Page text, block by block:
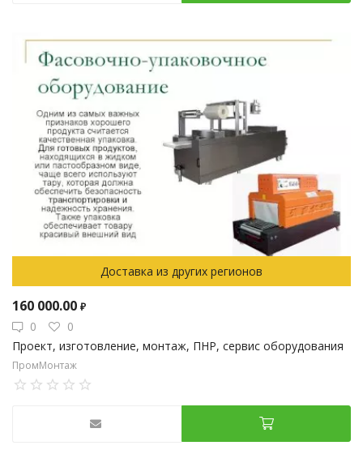
Доставка из других регионов
160 000.00 ₽
0
0
Проект, изготовление, монтаж, ПНР, сервис оборудования
ПромМонтаж